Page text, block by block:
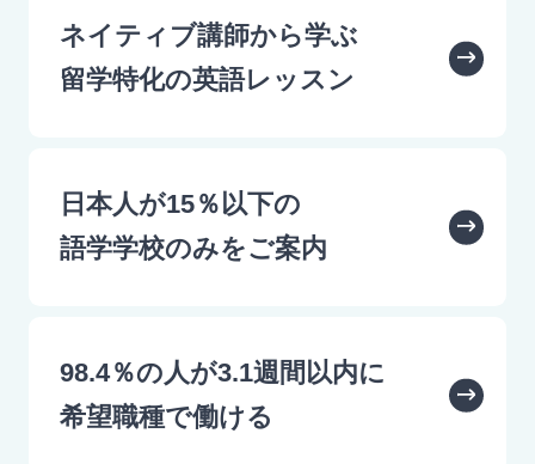
ネイティブ講師から学ぶ
留学特化の英語レッスン
日本人が15％以下の
語学学校のみをご案内
98.4％の人が3.1週間以内に
希望職種で働ける